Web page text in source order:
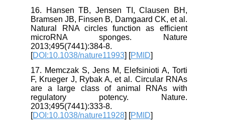
16. Hansen TB, Jensen TI, Clausen BH,
Bramsen JB, Finsen B, Damgaard CK, et al.
Natural RNA circles function as efficient
microRNA sponges. Nature
2013;495(7441):384-8.
[DOI:10.1038/nature11993] [PMID
17. Memczak S, Jens M, Elefsinioti A, Torti
F, Krueger J, Rybak A, et al. Circular RNAs
are a large class of animal RNAs with
regulatory potency. Nature.
2013;495(7441):333-8.
[DOI:10.1038/nature11928] [PMID